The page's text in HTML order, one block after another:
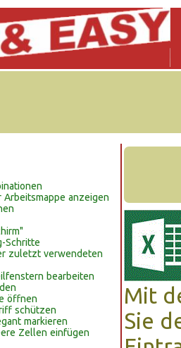
anzeigen
Schritte
zuletzt verwendeten
bearbeiten
öffnen
schützen
markieren
Zellen einfügen
Mit
Sie